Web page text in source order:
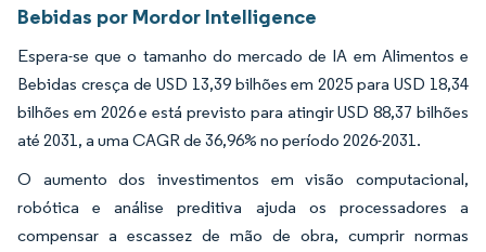
Bebidas por Mordor Intelligence
Espera-se que o tamanho do mercado de IA em Alimentos e
Bebidas cresça de USD 13,39 bilhões em 2025 para USD 18,34
bilhões em 2026 e está previsto para atingir USD 88,37 bilhões
até 2031, a uma CAGR de 36,96% no período 2026-2031.
O aumento dos investimentos em visão computacional,
robótica e análise preditiva ajuda os processadores a
compensar a escassez de mão de obra, cumprir normas